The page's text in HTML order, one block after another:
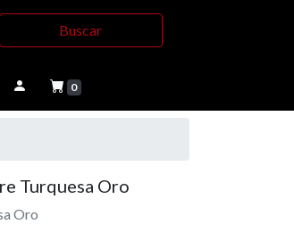
Buscar
0
Turquesa Oro
Oro